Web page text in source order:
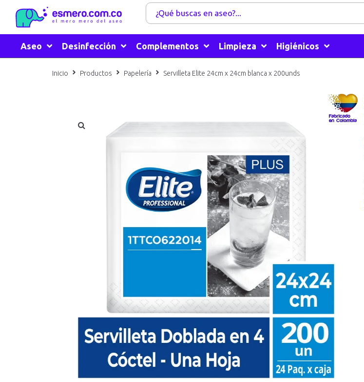
Aseo Desinfección Complementos Limpieza Higiénicos
Inicio Productos Papelería Servilleta Elite 24cm x 24cm blanca x 200unds